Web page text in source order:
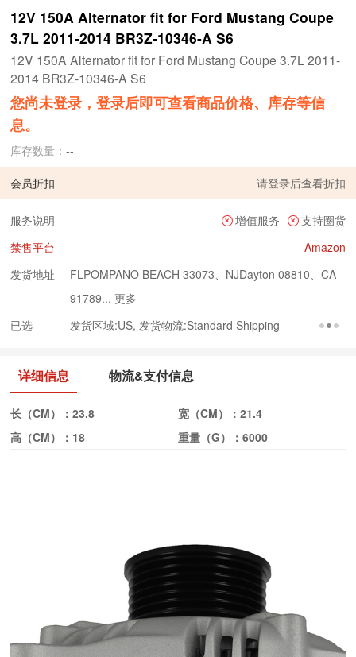
12V 150A Alternator fit for Ford Mustang Coupe
3.7L 2011-2014 BR3Z-10346-A S6
12V 150A Alternator fit for Ford Mustang Coupe 3.7L 2011-
2014 BR3Z-10346-A S6
您尚未登录，登录后即可查看商品价格、库存等信
息。
库存数量：--
会员折扣 请登录后查看折扣
服务说明 增值服务
支持圈货
禁售平台
Amazon
发货地址
FLPOMPANO BEACH 33073、NJDayton 08810、CA
91789... 更多
已选
发货区域:US, 发货物流:Standard Shipping
详细信息 物流&支付信息
长（CM）：23.8 宽（CM）： 21.4
高（CM）： 18 重量（G）： 6000